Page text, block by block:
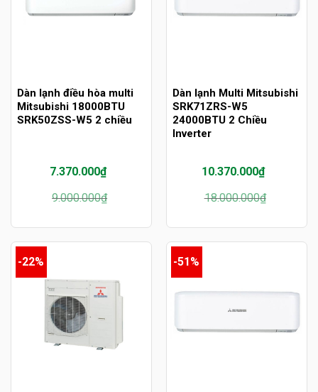
Dàn lạnh điều hòa multi
Mitsubishi 18000BTU
SRK50ZSS-W5 2 chiều
9.000.000₫
Giá
gốc
9.000.000₫.
7.370.000₫
Giá
hiện
là:
7.370.000₫.
Dàn lạnh Multi Mitsubishi
SRK71ZRS-W5
24000BTU 2 Chiều
Inverter
18.000.000₫
Giá
gốc
18.000.000₫.
10.370.000₫
Giá
hiện
là:
10.370.000₫.
-22% -51%